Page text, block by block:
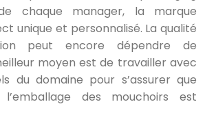
chaque manager, la marque
unique et personnalisé. La qualité
peut encore dépendre de
moyen est de travailler avec
du domaine pour s’assurer que
l’emballage des mouchoirs est